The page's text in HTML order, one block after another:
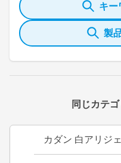
キー
製
同じカテ
カダン 白アリジ